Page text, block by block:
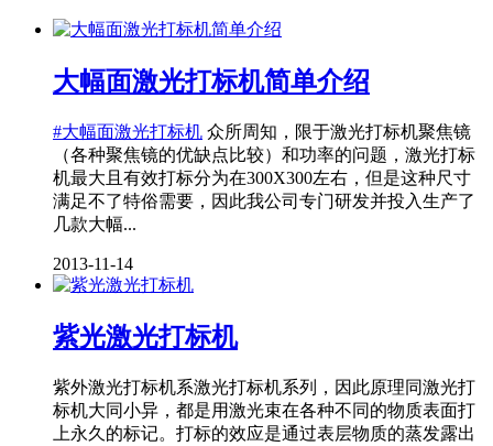
大幅面激光打标机简单介绍
#大幅面激光打标机 众所周知，限于激光打标机聚焦镜
（各种聚焦镜的优缺点比较）和功率的问题，激光打标
机最大且有效打标分为在300X300左右，但是这种尺寸
满足不了特俗需要，因此我公司专门研发并投入生产了
几款大幅...
2013-11-14
紫光激光打标机
紫外激光打标机系激光打标机系列，因此原理同激光打
标机大同小异，都是用激光束在各种不同的物质表面打
上永久的标记。打标的效应是通过表层物质的蒸发露出